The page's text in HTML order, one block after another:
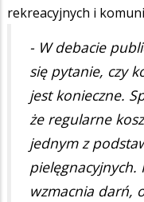
rekreacyjnych i
- W debacie
się pytanie, czy
jest konieczne.
że regularne
jednym z
pielęgnacyjnych.
wzmacnia darń,